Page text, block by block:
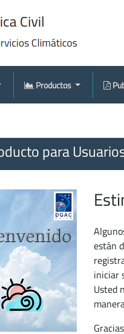
Productos
para
están
iniciar
Usted